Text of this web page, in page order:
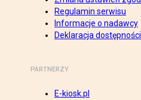
Regulamin serwisu
Informacje o nadawcy
Deklaracja dostępności
PARTNERZY
E-kiosk.pl